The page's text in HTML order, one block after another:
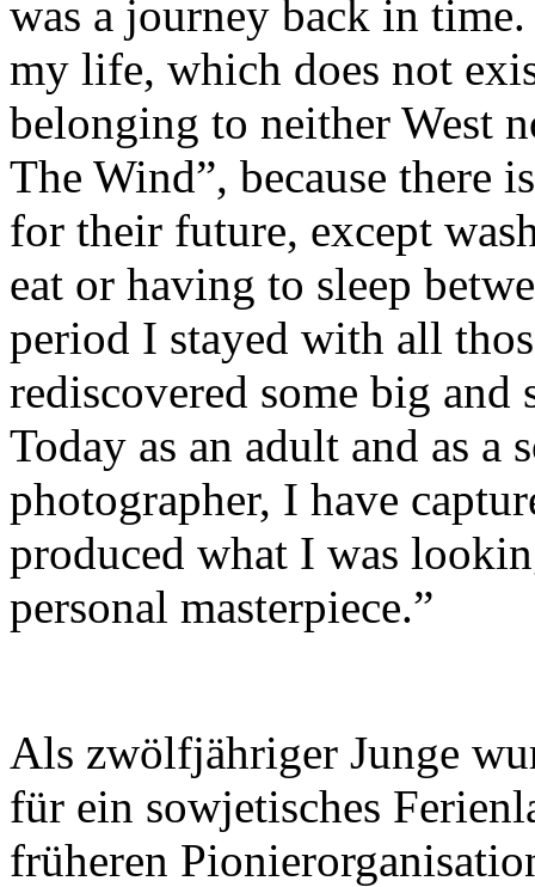
was a journey back in
my life, which does not
belonging to neither West
The Wind”, because there
for their future, except
eat or having to sleep
period I stayed with all
rediscovered some big
Today as an adult and as a
photographer, I have
produced what I was
personal masterpiece.”
Als zwölfjähriger Junge
für ein sowjetisches
früheren